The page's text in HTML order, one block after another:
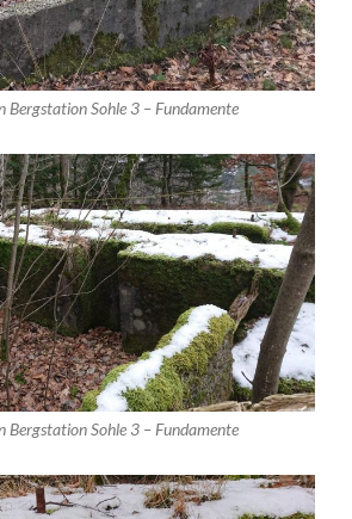
Bergstation Sohle 3 – Fundamente
Bergstation Sohle 3 – Fundamente